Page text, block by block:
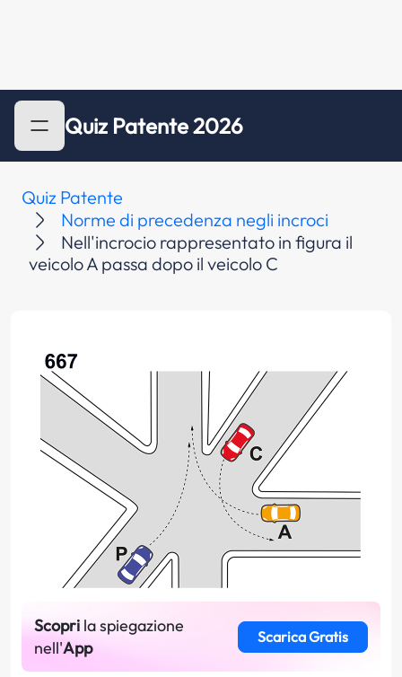
Quiz Patente 2026
Quiz Patente
Norme di precedenza negli incroci
Nell'incrocio rappresentato in figura il
veicolo A passa dopo il veicolo C
Scopri la spiegazione
nell'App
Scarica Gratis